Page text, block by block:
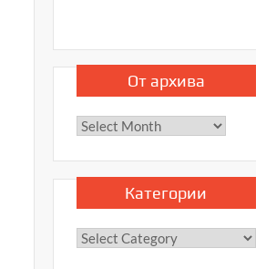
От архива
От
Категории
Категории